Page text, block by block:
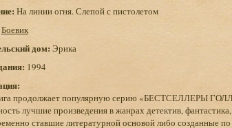
На линии огня. Слепой с пистолетом
Боевик
дом: Эрика
1994
продолжает популярную серию «БЕСТСЕЛЛЕРЫ
лучшие произведения в жанрах детектив,
ставшие литературной основой либо созданные